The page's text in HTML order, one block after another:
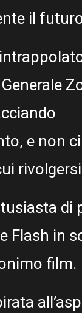
il
e non
di
Flash in
film.